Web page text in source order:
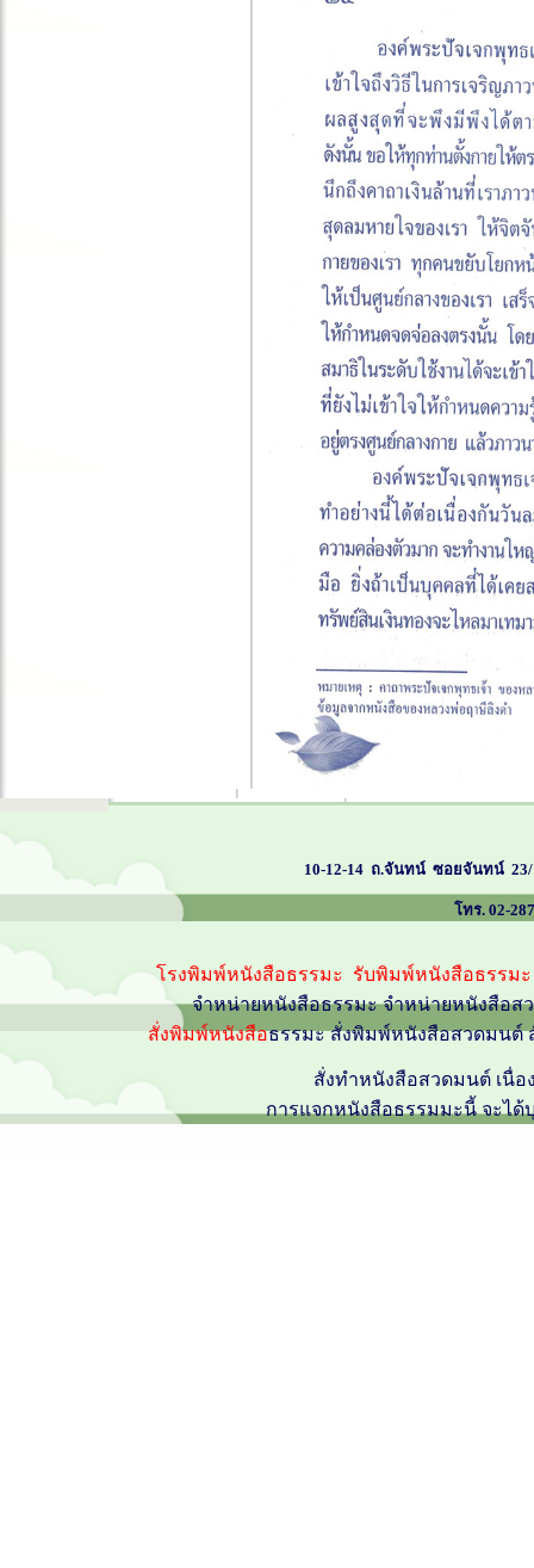
10-12-14 ถ.จันทน์ ซอยจันทน์ 23/
โทร. 02-
โรงพิมพ์หนังสือธรรมะ รับพิมพ์หนังสือธรรม
จำหน่ายหนังสือธรรมะ จำหน่ายหนังสือ
สั่งพิมพ์หนังสือธรรมะ สั่งพิมพ์หนังสือสวดมนต์
สั่งทำหนังสือสวดมนต์ เนื่
การแจกหนังสือธรรมมะนี้ จะไ